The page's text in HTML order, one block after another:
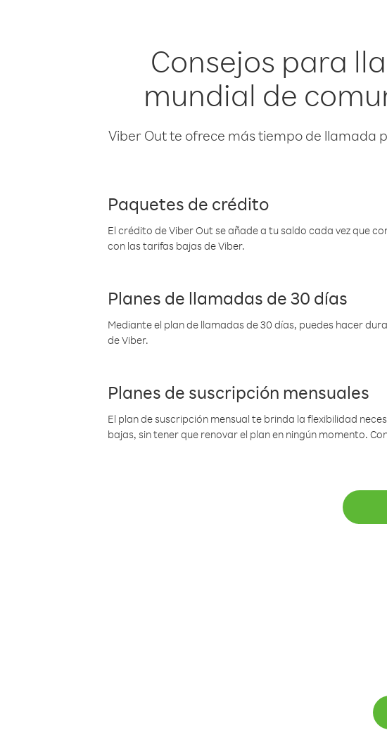
Consejos para
mundial de
Viber Out te ofrece más tiempo de llamada
Paquetes de crédito
El crédito de Viber Out se añade a tu saldo cada vez que
con las tarifas bajas de Viber.
Planes de llamadas de 30 días
Mediante el plan de llamadas de 30 días, puedes hacer
de Viber.
Planes de suscripción mensuales
El plan de suscripción mensual te brinda la flexibilidad
bajas, sin tener que renovar el plan en ningún momento.